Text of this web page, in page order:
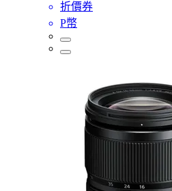
折價券
P幣